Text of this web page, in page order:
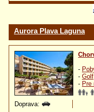
Aurora Plava Laguna
-
- Golf
- Pre
Doprava: